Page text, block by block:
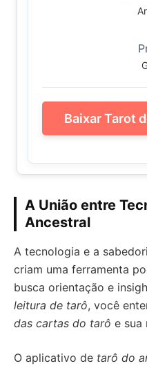
Baixar Tarot
A União entre
Ancestral
A tecnologia e a
criam uma ferramenta
busca orientação e
leitura de tarô, você
das cartas do tarô e sua
O aplicativo de tarô do